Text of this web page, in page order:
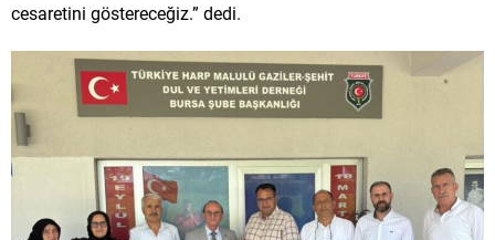
cesaretini göstereceğiz.” dedi.